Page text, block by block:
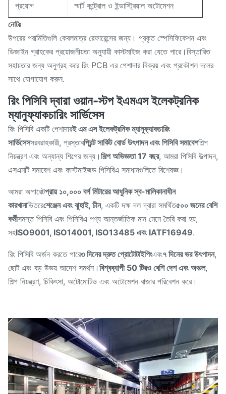
প্রয়োগ
স্মার্ট কন্ট্রোল ও ইন্ডাস্ট্রিয়াল অটোমেশন
নোটঃ
উপরের পরামিতিগুলি কেবলমাত্র রেফারেন্সের জন্য। প্রকৃত স্পেসিফিকেশন এবং
ডিজাইন গ্রাহকের প্রয়োজনীয়তা অনুযায়ী কাস্টমাইজ করা যেতে পারে।বিস্তারিত
সহায়তার জন্য অনুগ্রহ করে রিং PCB এর পেশাদার বিক্রয় এবং প্রকৌশল দলের
সাথে যোগাযোগ করুন.
রিং পিসিবি দ্বারা ওয়ান-স্টপ ইএমএস ইলেকট্রনিক
ম্যানুফ্যাকচারিং সার্ভিসেস
রিং পিসিবি একটি পেশাদারই এম এস ইলেকট্রনিক ম্যানুফ্যাকচারিং
সার্ভিসেসসরবরাহকারী, প্রস্তাবপ্রিন্ট সার্কিট বোর্ড উৎপাদন এবং পিসিবি সমাবেশশিল্প
নিয়ন্ত্রণ এবং অন্যান্য শিল্পের জন্য। শিল্প অভিজ্ঞতা 17 বছর, আমরা পিসিবি উত্পাদন,
এসএমটি সমাবেশ এবং কাস্টমাইজড পিসিবিএ সমাধানগুলিতে বিশেষজ্ঞ।
আমরা অপারেটপ্রায় ১০,০০০ বর্গ মিটারের আধুনিক স্ব-মালিকানাধীন
কারখানাভিতরেশেঞ্জেন এবং ঝুহাই, চীন, একটি দক্ষ দল দ্বারা সমর্থিত৫০০ জনের বেশি
কর্মীসমস্ত পিসিবি এবং পিসিবিএ পণ্য আন্তর্জাতিক মান মেনে তৈরি করা হয়,
সহISO9001, ISO14001, ISO13485 এবং IATF16949.
রিং পিসিবি অর্জন করতে পারে৩ দিনের দ্রুত প্রোটোটাইপিংএবং৭ দিনের ভর উৎপাদন,
ছোট এবং বড় উভয় আদেশ সমর্থন। বিশ্বব্যাপী 50 টিরও বেশি দেশ এবং অঞ্চল,
শিল্প নিয়ন্ত্রণ, চিকিৎসা, অটোমোটিভ এবং অটোমেশন বাজার পরিবেশন করে।